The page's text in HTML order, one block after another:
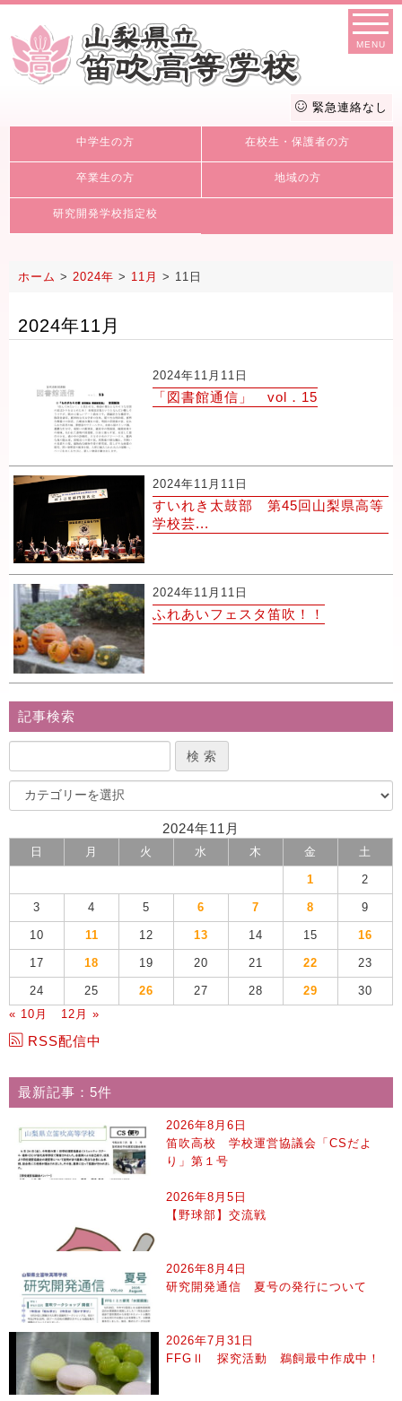
MENU
緊急連絡なし
中学生の方 在校生・保護者の方
卒業生の方 地域の方
研究開発学校指定校
ホーム > 2024年 > 11月 > 11日
2024年11月
2024年11月11日
「図書館通信」 vol．15
2024年11月11日
すいれき太鼓部 第45回山梨県高等
学校芸...
2024年11月11日
ふれあいフェスタ笛吹！！
記事検索
2024年11月
日 月 火 水 木 金 土
1 2
3 4 5 6 7 8 9
10 11 12 13 14 15 16
17 18 19 20 21 22 23
24 25 26 27 28 29
30
« 10月
12月 »
RSS配信中
最新記事：5件
2026年8月6日
笛吹高校 学校運営協議会「CSだよ
り」第１号
2026年8月5日
【野球部】交流戦
2026年8月4日
研究開発通信 夏号の発行について
2026年7月31日
FFGⅡ 探究活動 鵜飼最中作成中！